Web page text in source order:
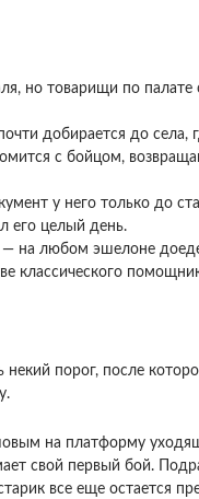
но товарищи по палате
добирается до
с бойцом,
у него только до
его целый день.
на любом эшелоне
классического
порог, после
на платформу
свой первый бой.
все еще остается